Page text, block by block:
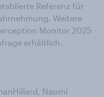
Referenz für
Weitere
Monitor 2025
erhältlich.
Naomi